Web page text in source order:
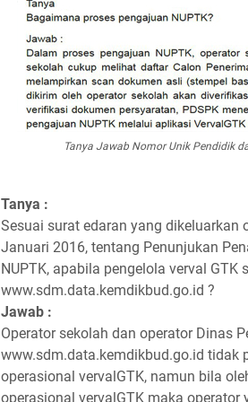
Tanya Jawab Nomor Unik Pendidik
Tanya :
Sesuai surat edaran yang
Januari 2016, tentang Penunjukan
NUPTK, apabila pengelola verval
www.sdm.data.kemdikbud.go.id ?
Jawab :
Operator sekolah dan operator Dinas
www.sdm.data.kemdikbud.go.id tidak
operasional vervalGTK, namun bila
operasional vervalGTK maka